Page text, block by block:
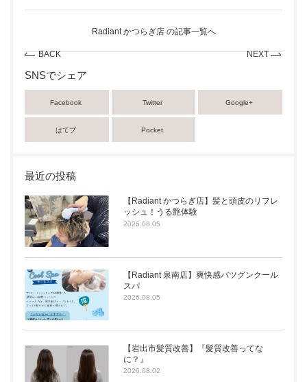
BACK
Radiant かつらぎ店 の記事一覧へ
NEXT
SNSでシェア
Facebook Twitter Google+
はてブ Pocket
最近の投稿
【Radiant かつらぎ店】髪と頭皮のリフレ
ッシュ！うる艶体験
2026.08.05
【Radiant 泉南店】爽快感バツグンクール
スパ
2026.08.05
【岩出市髪質改善】『髪質改善ってな
に？』
2026.08.02